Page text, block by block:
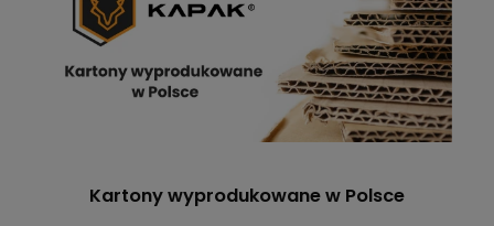
Kartony wyprodukowane w Polsce